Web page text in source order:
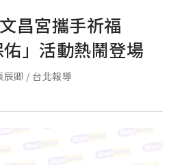
昌宮攜手祈福
佑」活動熱鬧登場
辰卿 / 台北報導